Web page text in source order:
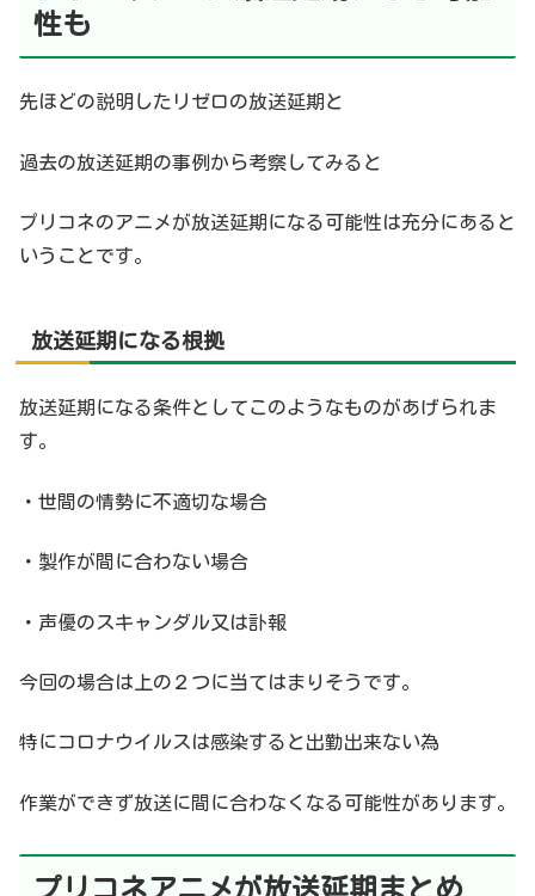
性も
先ほどの説明したリゼロの放送延期と
過去の放送延期の事例から考察してみると
プリコネのアニメが放送延期になる可能性は充分にあると
いうことです。
放送延期になる根拠
放送延期になる条件としてこのようなものがあげられま
す。
・世間の情勢に不適切な場合
・製作が間に合わない場合
・声優のスキャンダル又は訃報
今回の場合は上の２つに当てはまりそうです。
特にコロナウイルスは感染すると出勤出来ない為
作業ができず放送に間に合わなくなる可能性があります。
プリコネアニメが放送延期まとめ